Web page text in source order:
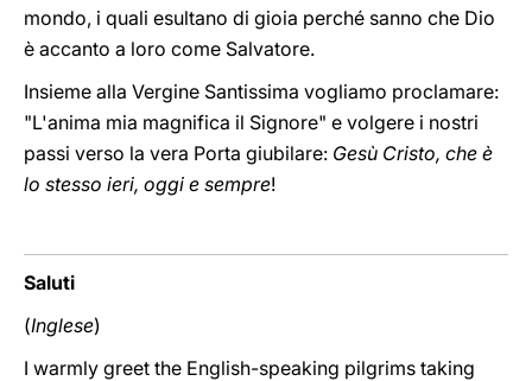
mondo, i quali esultano di gioia perché sanno che Dio
è accanto a loro come Salvatore.
Insieme alla Vergine Santissima vogliamo proclamare:
"L'anima mia magnifica il Signore" e volgere i nostri
passi verso la vera Porta giubilare: Gesù Cristo, che è
lo stesso ieri, oggi e sempre!
Saluti
(Inglese)
I warmly greet the English-speaking pilgrims taking